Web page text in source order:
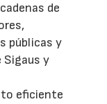
de
públicas y
Sigaus y
eficiente